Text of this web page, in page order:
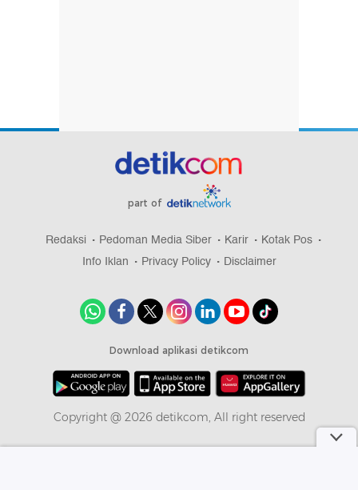
part of
Redaksi Pedoman Media Siber Karir
Kotak Pos
Info Iklan
Privacy Policy Disclaimer
Download aplikasi detikcom
Copyright @ 2026 detikcom, All right reserved